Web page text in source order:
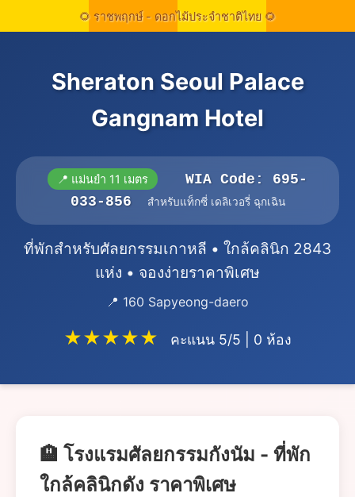
Sheraton Seoul Palace
Gangnam Hotel
📍 แม่นยำ 11 เมตร
WIA Code: 695-
033-856
สำหรับแท็กซี่ เดลิเวอรี่ ฉุกเฉิน
ที่พักสำหรับศัลยกรรมเกาหลี • ใกล้คลินิก 2843
แห่ง • จองง่ายราคาพิเศษ
📍 160 Sapyeong-daero
★★★★★ คะแนน 5/5 | 0 ห้อง
🏨 โรงแรมศัลยกรรมกังนัม - ที่พัก
ใกล้คลินิกดัง ราคาพิเศษ